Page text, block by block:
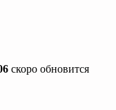
скоро обновится